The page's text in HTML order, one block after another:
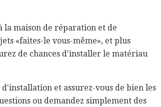
la maison de réparation et de
«faites-le vous-même», et plus
de chances d'installer le matériau
et assurez-vous de bien les
ou demandez simplement des